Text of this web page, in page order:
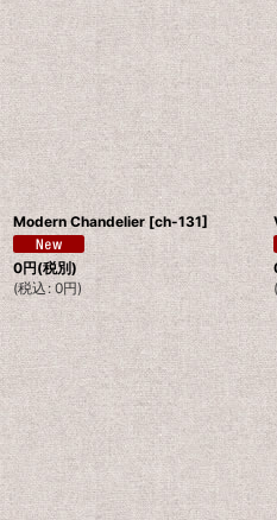
Modern Chandelier [ch-131]
0円(税別)
(税込: 0円)
(